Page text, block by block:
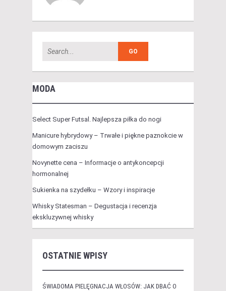
MODA
Select Super Futsal. Najlepsza piłka do nogi
Manicure hybrydowy – Trwałe i piękne paznokcie w
domowym zaciszu
Novynette cena – Informacje o antykoncepcji
hormonalnej
Sukienka na szydełku – Wzory i inspiracje
Whisky Statesman – Degustacja i recenzja
ekskluzywnej whisky
OSTATNIE WPISY
ŚWIADOMA PIELĘGNACJA WŁOSÓW: JAK DBAĆ O